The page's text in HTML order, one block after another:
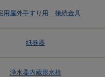
用屋外手すり用 接続金具
紙巻器
浄水器内蔵形水栓